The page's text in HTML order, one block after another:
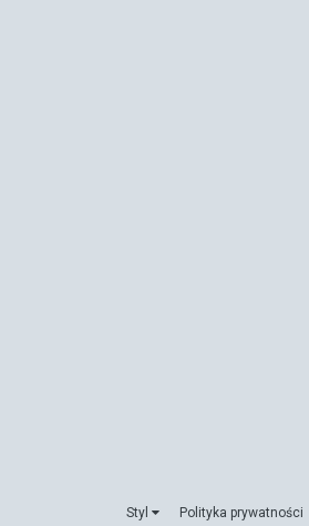
Styl Polityka prywatności